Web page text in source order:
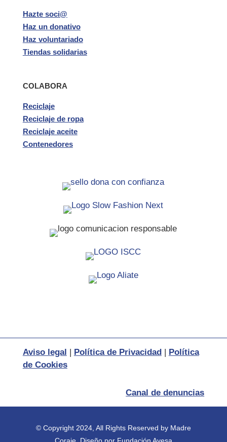
Hazte soci@
Haz un donativo
Haz voluntariado
Tiendas solidarias
COLABORA
Reciclaje
Reciclaje de ropa
Reciclaje aceite
Contenedores
Aviso legal | Política de Privacidad | Política
de Cookies
Canal de denuncias
© Copyright 2024, All Rights Reserved by Madre